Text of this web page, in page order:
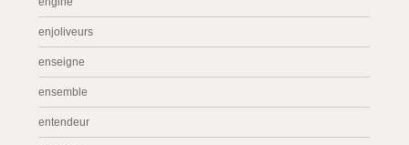
enjoliveurs
enseigne
ensemble
entendeur